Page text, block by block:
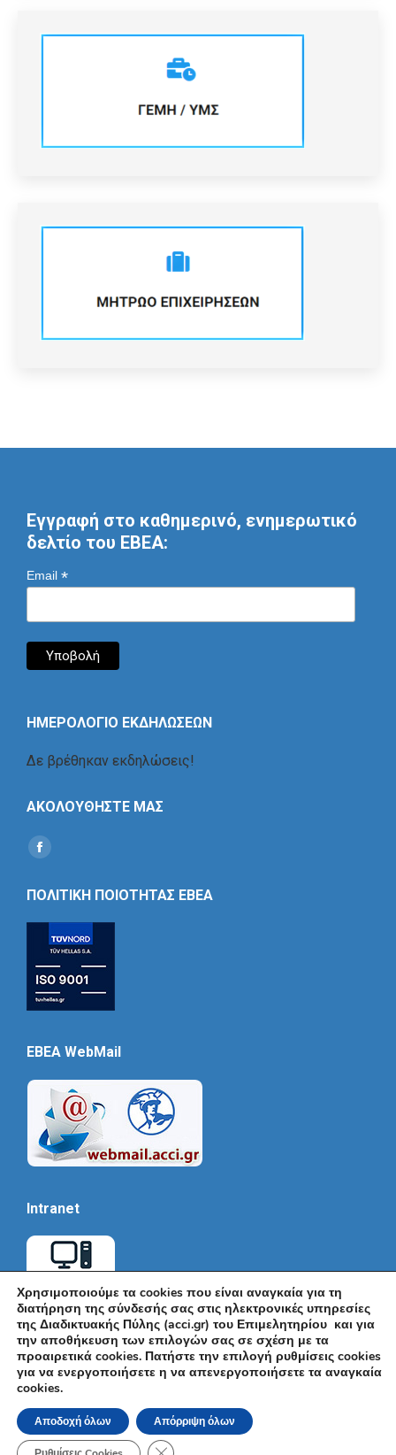
Εγγραφή στο καθημερινό, ενημερωτικό
δελτίο του ΕΒΕΑ:
Email *
ΗΜΕΡΟΛΟΓΙΟ ΕΚΔΗΛΩΣΕΩΝ
Δε βρέθηκαν εκδηλώσεις!
ΑΚΟΛΟΥΘΗΣΤΕ ΜΑΣ
Find us on:
Social
ΠΟΛΙΤΙΚΗ ΠΟΙΟΤΗΤΑΣ ΕΒΕΑ
EBEA WebMail
Intranet
© Εμπορικό και Βιομηχανικό Επιμελητήριο Αθηνών 2026 |
Ακαδημίας 7, ΤΚ: 10671, Αθήνα, Τηλ: +30 210 3604815, e-mail:
info@acci.gr
Όροι Χρήσης|Πολιτική Ασφάλειας|Πολιτική Απορρήτου
Προσβασιμότητας
Χρησιμοποιούμε τα cookies που είναι αναγκαία για τη
διατήρηση της σύνδεσής σας στις ηλεκτρονικές υπηρεσίες
της Διαδικτυακής Πύλης (acci.gr) του Επιμελητηρίου και για
την αποθήκευση των επιλογών σας σε σχέση με τα
προαιρετικά cookies. Πατήστε την επιλογή ρυθμίσεις cookies
για να ενεργοποιήσετε η να απενεργοποιήσετε τα αναγκαία
cookies.
Αποδοχή όλων Απόρριψη όλων
Κλείσιμο του Cookie banner για το GDPR